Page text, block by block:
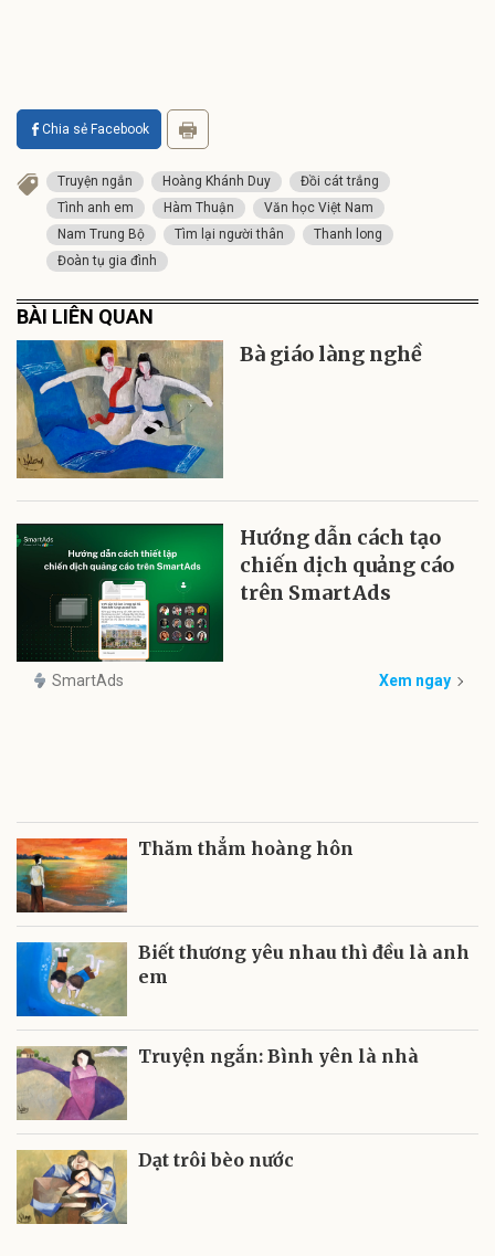
Chia sẻ Facebook
Truyện ngắn Hoàng Khánh Duy
Đồi cát trắng
Tình anh em
Hàm Thuận
Văn học Việt Nam
Nam Trung Bộ
Tìm lại người thân
Thanh long
Đoàn tụ gia đình
BÀI LIÊN QUAN
Bà giáo làng nghề
Hướng dẫn cách tạo
chiến dịch quảng cáo
trên SmartAds
SmartAds Xem ngay
Thăm thẳm hoàng hôn
Biết thương yêu nhau thì đều là anh
em
Truyện ngắn: Bình yên là nhà
Dạt trôi bèo nước